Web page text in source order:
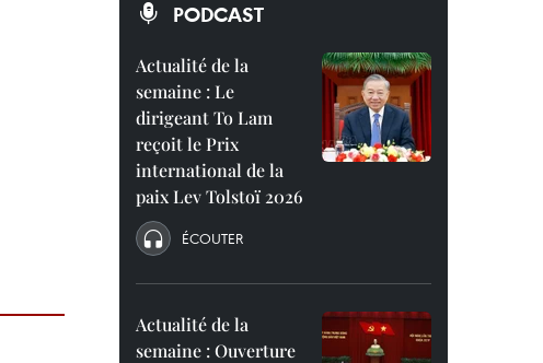
PODCAST
Actualité de la
semaine : Le
dirigeant To Lam
reçoit le Prix
international de la
paix Lev Tolstoï 2026
ÉCOUTER
Actualité de la
semaine : Ouverture